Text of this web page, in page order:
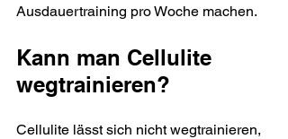
Ausdauertraining pro Woche machen.
Kann man Cellulite
wegtrainieren?
Cellulite lässt sich nicht wegtrainieren,